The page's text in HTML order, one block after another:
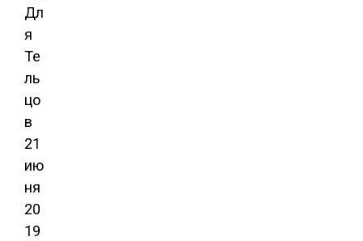
Дл
я
Те
ль
цо
в
21
ию
ня
20
19